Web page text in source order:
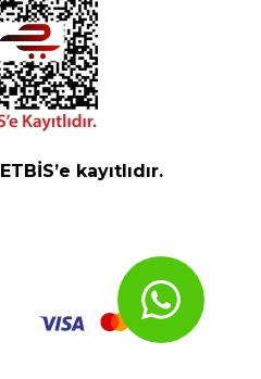
kayıtlıdır.